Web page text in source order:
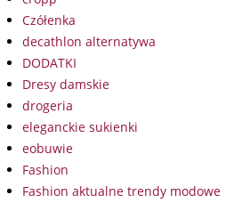
Czółenka
decathlon alternatywa
DODATKI
Dresy damskie
drogeria
eleganckie sukienki
eobuwie
Fashion
Fashion aktualne trendy modowe